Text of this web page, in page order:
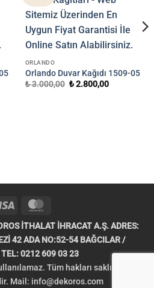
ORLANDO
Orlando Duvar Kağıdı 1509-05
₺3.000,00 Orijinal
₺2.800,00Şu
Visa
İTHALAT İHRACAT A.Ş. ADRES:
42 ADA NO:52-54 BAĞCILAR /
TEL: 0212 609 03 23
Tüm hakları saklıdır. Telif
Mail: info@dekoros.com